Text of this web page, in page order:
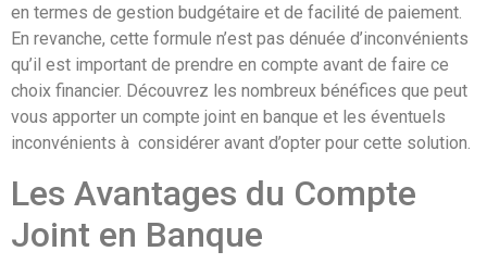
en termes de gestion budgétaire et de facilité de paiement.
En revanche, cette formule n’est pas dénuée d’inconvénients
qu’il est important de prendre en compte avant de faire ce
choix financier. Découvrez les nombreux bénéfices que peut
vous apporter un compte joint en banque et les éventuels
inconvénients à considérer avant d’opter pour cette solution.
Les Avantages du Compte
Joint en Banque